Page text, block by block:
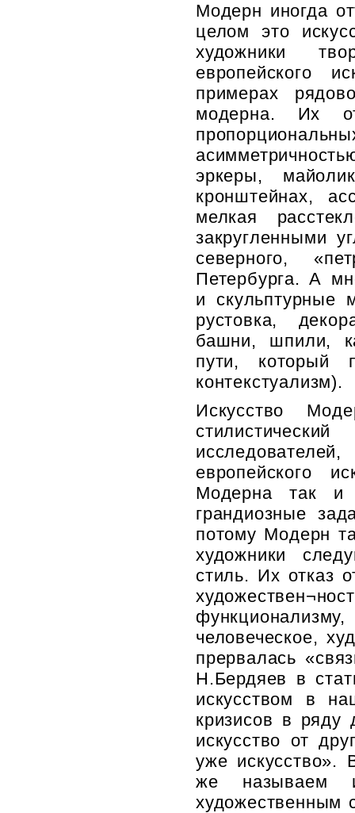
Модерн иногда
целом это
художники
европейского
примерах
модерна. Их
эркеры,
кронштейнах,
мелкая
закругленными
северного,
Петербурга. А
и скульптурные
рустовка,
башни, шпили,
пути, который
контекстуализм).
Искусство
европейского
Модерна так и
грандиозные
потому Модерн
художники
стиль. Их отказ
человеческое,
прервалась
Н.Бердяев в
искусством в
кризисов в ряду
искусство от
уже искусство».
же называем
художественным